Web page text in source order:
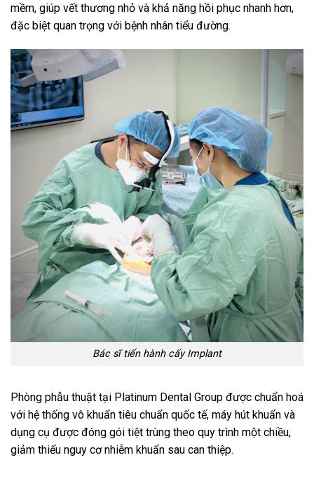
mềm, giúp vết thương nhỏ và khả năng hồi phục nhanh hơn,
đặc biệt quan trọng với bệnh nhân tiểu đường.
Bác sĩ tiến hành cấy Implant
Phòng phẫu thuật tại Platinum Dental Group được chuẩn hoá
với hệ thống vô khuẩn tiêu chuẩn quốc tế, máy hút khuẩn và
dụng cụ được đóng gói tiệt trùng theo quy trình một chiều,
giảm thiểu nguy cơ nhiễm khuẩn sau can thiệp.